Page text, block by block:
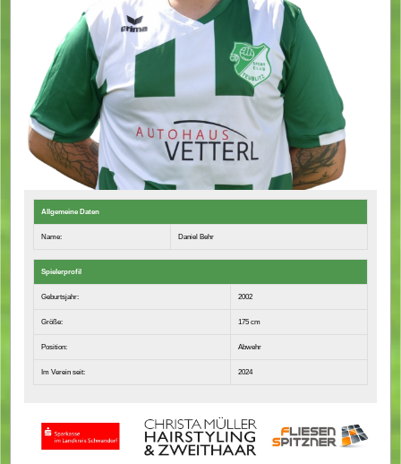
Allgemeine Daten
Name: Daniel Behr
Spielerprofil
Geburtsjahr: 2002
Größe: 175 cm
Position: Abwehr
Im Verein seit: 2024